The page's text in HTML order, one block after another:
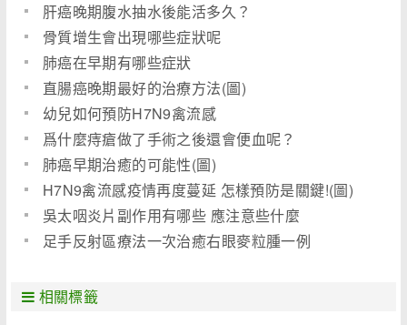
肝癌晚期腹水抽水後能活多久？
骨質增生會出現哪些症狀呢
肺癌在早期有哪些症狀
直腸癌晚期最好的治療方法(圖)
幼兒如何預防H7N9禽流感
爲什麼痔瘡做了手術之後還會便血呢？
肺癌早期治癒的可能性(圖)
H7N9禽流感疫情再度蔓延 怎樣預防是關鍵!(圖)
吳太咽炎片副作用有哪些 應注意些什麼
足手反射區療法一次治癒右眼麥粒腫一例
相關標籤